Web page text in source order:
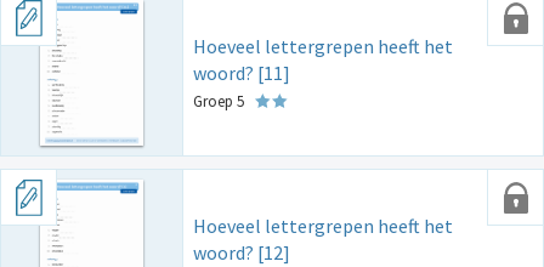
Hoeveel lettergrepen heeft het
woord? [11]
Groep 5
Hoeveel lettergrepen heeft het
woord? [12]